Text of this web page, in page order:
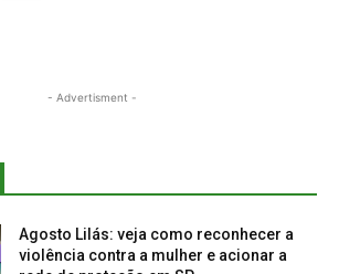
- Advertisment -
Agosto Lilás: veja como reconhecer a
violência contra a mulher e acionar a